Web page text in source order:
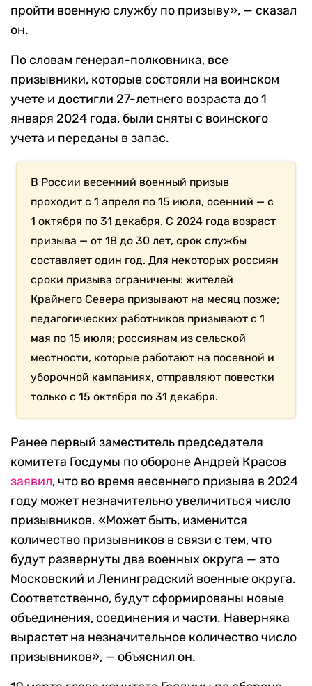
пройти военную службу по призыву», — сказал
он.
По словам генерал-полковника, все
призывники, которые состояли на воинском
учете и достигли 27-летнего возраста до 1
января 2024 года, были сняты с воинского
учета и переданы в запас.
В России весенний военный призыв
проходит с 1 апреля по 15 июля, осенний — с
1 октября по 31 декабря. С 2024 года возраст
призыва — от 18 до 30 лет, срок службы
составляет один год. Для некоторых россиян
сроки призыва ограничены: жителей
Крайнего Севера призывают на месяц позже;
педагогических работников призывают с 1
мая по 15 июля; россиянам из сельской
местности, которые работают на посевной и
уборочной кампаниях, отправляют повестки
только с 15 октября по 31 декабря.
Ранее первый заместитель председателя
комитета Госдумы по обороне Андрей Красов
заявил, что во время весеннего призыва в 2024
году может незначительно увеличиться число
призывников. «Может быть, изменится
количество призывников в связи с тем, что
будут развернуты два военных округа — это
Московский и Ленинградский военные округа.
Соответственно, будут сформированы новые
объединения, соединения и части. Наверняка
вырастет на незначительное количество число
призывников», — объяснил он.